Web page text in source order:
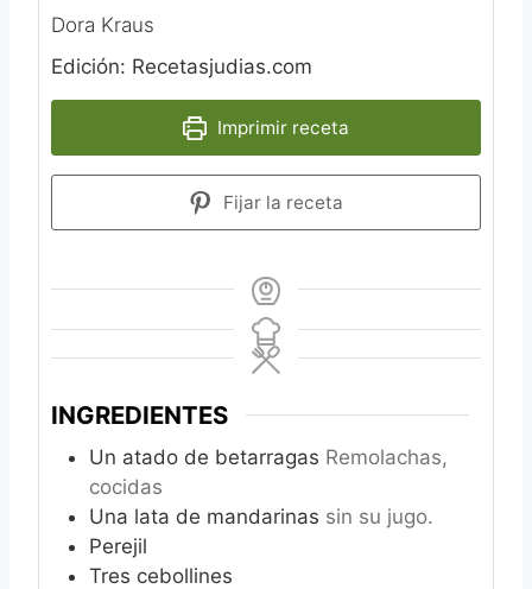
Dora Kraus
Edición: Recetasjudias.com
Imprimir receta
Fijar la receta
INGREDIENTES
Un atado de betarragas Remolachas,
cocidas
Una lata de mandarinas sin su jugo.
Perejil
Tres cebollines